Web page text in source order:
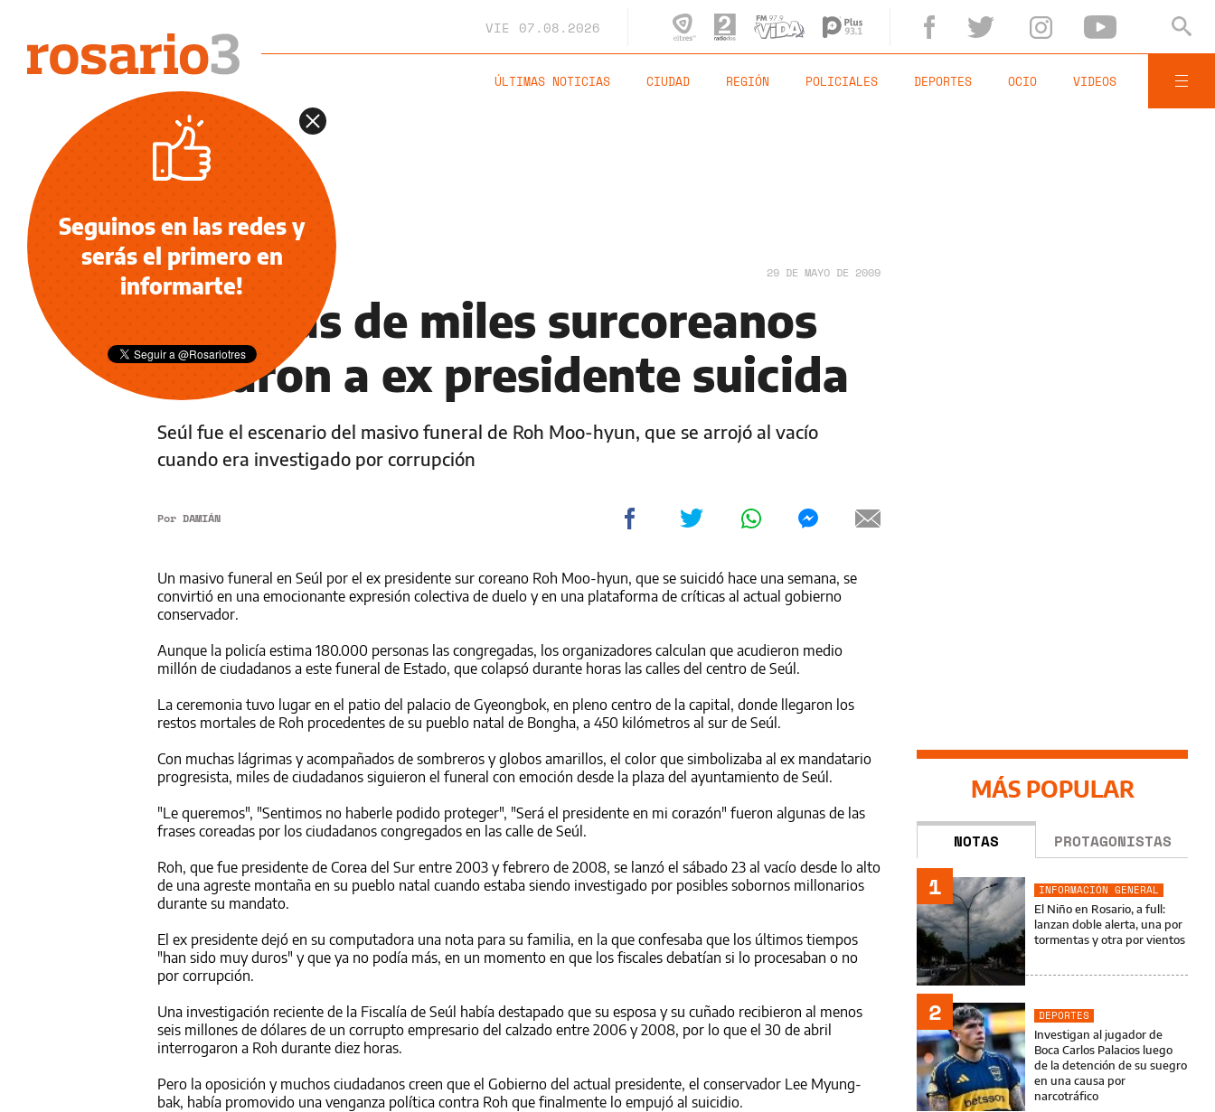
VIE 07.08.2026
ÚLTIMAS NOTICIAS CIUDAD REGIÓN POLICIALES DEPORTES OCIO VIDEOS
NOTICIAS 29 DE MAYO DE 2009
Decenas de miles surcoreanos
lloraron a ex presidente suicida
Seúl fue el escenario del masivo funeral de Roh Moo-hyun, que se arrojó al vacío
cuando era investigado por corrupción
Por DAMIÁN
Un masivo funeral en Seúl por el ex presidente sur coreano Roh Moo-hyun, que se suicidó hace una semana, se
convirtió en una emocionante expresión colectiva de duelo y en una plataforma de críticas al actual gobierno
conservador.
Aunque la policía estima 180.000 personas las congregadas, los organizadores calculan que acudieron medio
millón de ciudadanos a este funeral de Estado, que colapsó durante horas las calles del centro de Seúl.
La ceremonia tuvo lugar en el patio del palacio de Gyeongbok, en pleno centro de la capital, donde llegaron los
restos mortales de Roh procedentes de su pueblo natal de Bongha, a 450 kilómetros al sur de Seúl.
Con muchas lágrimas y acompañados de sombreros y globos amarillos, el color que simbolizaba al ex mandatario
progresista, miles de ciudadanos siguieron el funeral con emoción desde la plaza del ayuntamiento de Seúl.
"Le queremos", "Sentimos no haberle podido proteger", "Será el presidente en mi corazón" fueron algunas de las
frases coreadas por los ciudadanos congregados en las calle de Seúl.
Roh, que fue presidente de Corea del Sur entre 2003 y febrero de 2008, se lanzó el sábado 23 al vacío desde lo alto
de una agreste montaña en su pueblo natal cuando estaba siendo investigado por posibles sobornos millonarios
durante su mandato.
El ex presidente dejó en su computadora una nota para su familia, en la que confesaba que los últimos tiempos
"han sido muy duros" y que ya no podía más, en un momento en que los fiscales debatían si lo procesaban o no
por corrupción.
Una investigación reciente de la Fiscalía de Seúl había destapado que su esposa y su cuñado recibieron al menos
seis millones de dólares de un corrupto empresario del calzado entre 2006 y 2008, por lo que el 30 de abril
interrogaron a Roh durante diez horas.
Pero la oposición y muchos ciudadanos creen que el Gobierno del actual presidente, el conservador Lee Myung-
bak, había promovido una venganza política contra Roh que finalmente lo empujó al suicidio.
MÁS POPULAR
NOTAS PROTAGONISTAS
1
INFORMACIÓN GENERAL
El Niño en Rosario, a full:
lanzan doble alerta, una por
tormentas y otra por vientos
2
DEPORTES
Investigan al jugador de
Boca Carlos Palacios luego
de la detención de su suegro
en una causa por
narcotráfico
Seguinos en las redes y
serás el primero en
informarte!